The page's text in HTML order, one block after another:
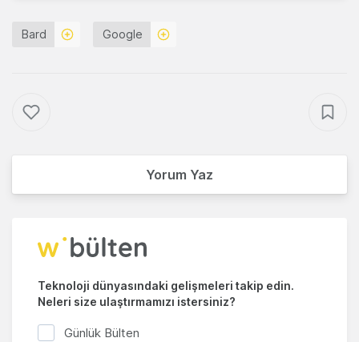
Bard Google
Yorum Yaz
Teknoloji dünyasındaki gelişmeleri takip edin.
Neleri size ulaştırmamızı istersiniz?
Günlük Bülten